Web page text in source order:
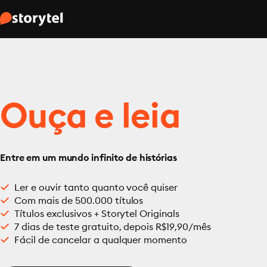
Ouça e leia
Entre em um mundo infinito de histórias
Ler e ouvir tanto quanto você quiser
Com mais de 500.000 títulos
Títulos exclusivos + Storytel Originals
7 dias de teste gratuito, depois R$19,90/mês
Fácil de cancelar a qualquer momento